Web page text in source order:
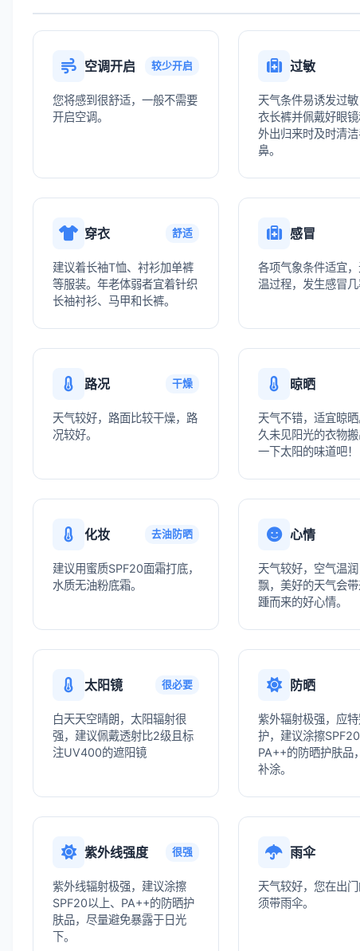
空调开启 较少开启
您将感到很舒适，一般不需要
开启空调。
过敏
天气条件易诱发过
衣长裤并佩戴好眼镜
外出归来时及时清
鼻。
穿衣 舒适
建议着长袖T恤、衬衫加单裤
等服装。年老体弱者宜着针织
长袖衬衫、马甲和长裤。
感冒
各项气象条件适宜
温过程，发生感冒几
路况 干燥
天气较好，路面比较干燥，路
况较好。
晾晒
天气不错，适宜晾
久未见阳光的衣物
一下太阳的味道吧！
化妆 去油防晒
建议用蜜质SPF20面霜打底，
水质无油粉底霜。
心情
天气较好，空气温
飘，美好的天气会
踵而来的好心情。
太阳镜 很必要
白天天空晴朗，太阳辐射很
强，建议佩戴透射比2级且标
注UV400的遮阳镜
防晒
紫外辐射极强，应
护，建议涂擦SPF20
PA++的防晒护肤品
补涂。
紫外线强度 很强
紫外线辐射极强，建议涂擦
SPF20以上、PA++的防晒护
肤品，尽量避免暴露于日光
下。
雨伞
天气较好，您在出
须带雨伞。